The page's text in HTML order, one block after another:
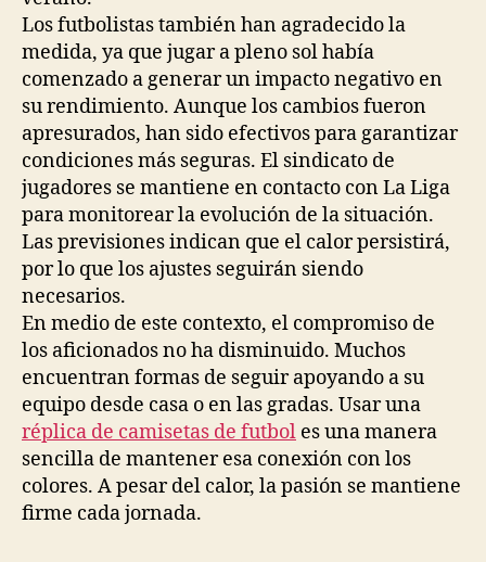
Los futbolistas también han agradecido la
medida, ya que jugar a pleno sol había
comenzado a generar un impacto negativo en
su rendimiento. Aunque los cambios fueron
apresurados, han sido efectivos para garantizar
condiciones más seguras. El sindicato de
jugadores se mantiene en contacto con La Liga
para monitorear la evolución de la situación.
Las previsiones indican que el calor persistirá,
por lo que los ajustes seguirán siendo
necesarios.
En medio de este contexto, el compromiso de
los aficionados no ha disminuido. Muchos
encuentran formas de seguir apoyando a su
equipo desde casa o en las gradas. Usar una
réplica de camisetas de futbol es una manera
sencilla de mantener esa conexión con los
colores. A pesar del calor, la pasión se mantiene
firme cada jornada.